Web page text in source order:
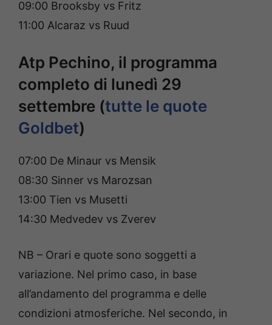
09:00 Brooksby vs Fritz
11:00 Alcaraz vs Ruud
Atp Pechino, il programma
completo di lunedì 29
settembre (tutte le quote
Goldbet)
07:00 De Minaur vs Mensik
08:30 Sinner vs Marozsan
13:00 Tien vs Musetti
14:30 Medvedev vs Zverev
NB – Orari e quote sono soggetti a
variazione. Nel primo caso, in base
all’andamento del programma e delle
condizioni atmosferiche. Nel secondo, in